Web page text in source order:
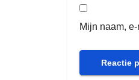
Mijn naam,